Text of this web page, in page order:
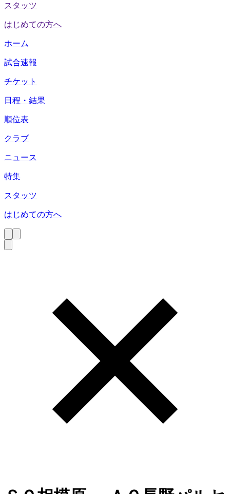
スタッツ
はじめての方へ
ホーム
試合速報
チケット
日程・結果
順位表
クラブ
ニュース
特集
スタッツ
はじめての方へ